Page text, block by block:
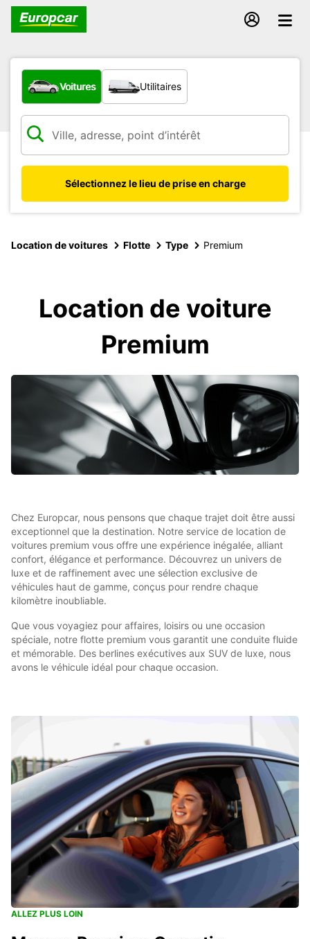
Quel type de véhicule ?
Voitures Utilitaires
Sélectionnez le lieu de prise en charge
Location de voitures Flotte Type Premium
Location de voiture
Premium
Chez Europcar, nous pensons que chaque trajet doit être aussi
exceptionnel que la destination. Notre service de location de
voitures premium vous offre une expérience inégalée, alliant
confort, élégance et performance. Découvrez un univers de
luxe et de raffinement avec une sélection exclusive de
véhicules haut de gamme, conçus pour rendre chaque
kilomètre inoubliable.
Que vous voyagiez pour affaires, loisirs ou une occasion
spéciale, notre flotte premium vous garantit une conduite fluide
et mémorable. Des berlines exécutives aux SUV de luxe, nous
avons le véhicule idéal pour chaque occasion.
ALLEZ PLUS LOIN